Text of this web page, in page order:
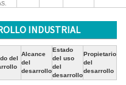
INDUSTRIAL
del
Alcance
del
desarrollo
Estado
del uso
del
desarrollo
Propietario
del
desarrollo